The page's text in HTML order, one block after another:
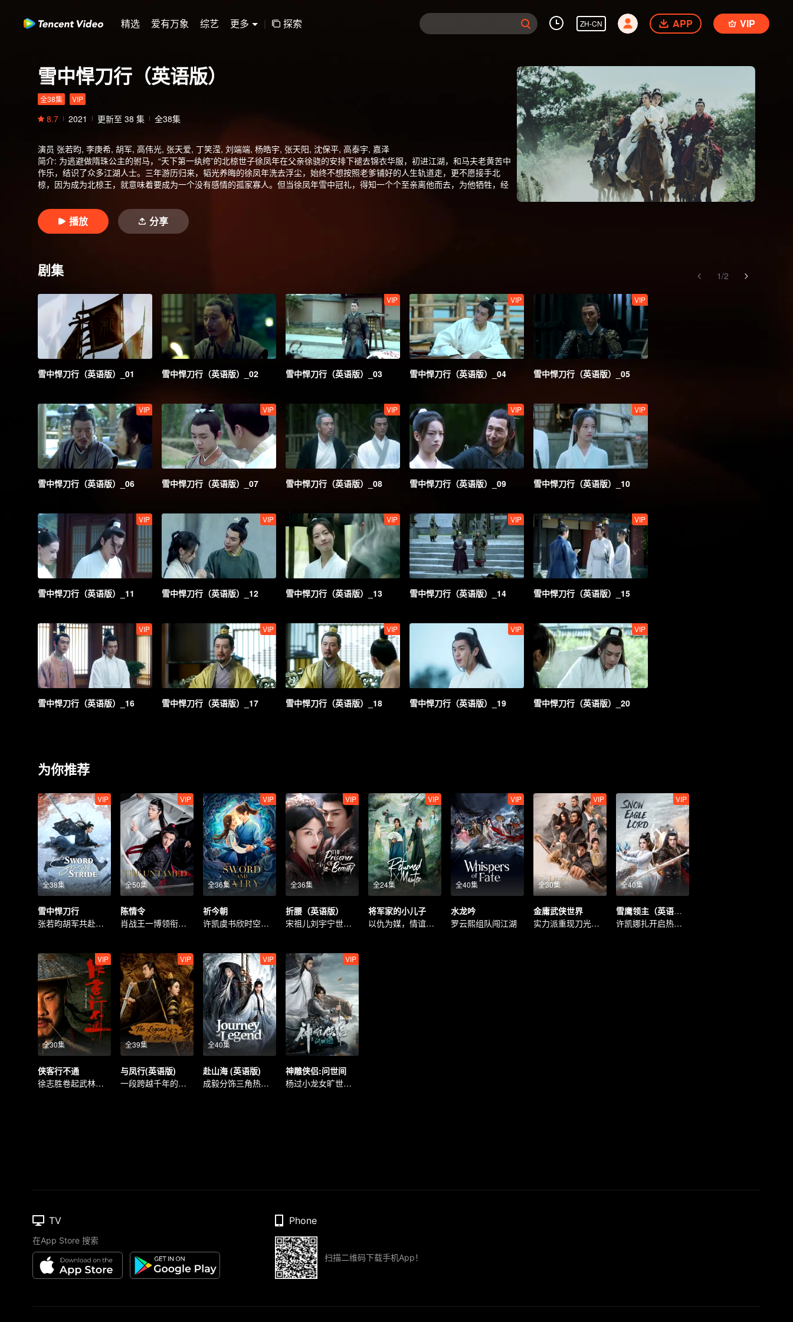
精选 爱有万象 综艺 更多 | 探索 ZH-CN APP VIP
雪中悍刀行（英语版）
全38集 VIP
8.7 2021 更新至 38 集 全38集
演员 张若昀, 李庚希, 胡军, 高伟光, 张天爱, 丁笑滢, 刘端端, 杨皓宇, 张天阳, 沈保平, 高泰宇, 嘉泽
简介: 为逃避做隋珠公主的驸马，“天下第一纨绔”的北椋世子徐凤年在父亲徐骁的安排下褪去锦衣华服，初进江湖，和马夫老黄苦中
作乐，结识了众多江湖人士。三年游历归来，韬光养晦的徐凤年洗去浮尘，始终不想按照老爹铺好的人生轨道走，更不愿接手北
椋，因为成为北椋王，就意味着要成为一个没有感情的孤家寡人。但当徐凤年雪中冠礼，得知一个个至亲离他而去，为他牺牲，经
苦练，成为武者，而后率丫鬟姜泥、剑仙李淳罡等护卫，二进江湖，用悍刀闹得武林势力鸡飞狗跳，看似按老爹的套路下棋，实则
踏雪独闯，力抗命运安排，渐渐培植了愿为自己效忠的武当、江南文坛、西楚、徽山轩辕等武林新势力，也通过种种线索发现母亲
吴素之死的真相。漫天飞雪，徐凤年一人一刀一腔仇，用自己的身躯扛起北椋战旗，最终长成为北椋王合格的接班人。
播放 分享
剧集 1/2
雪中悍刀行（英语版）_01 雪中悍刀行（英语版）_02
VIP
雪中悍刀行（英语版）_03
VIP
雪中悍刀行（英语版）_04
VIP
雪中悍刀行（英语版）_05
VIP
雪中悍刀行（英语版）_06
VIP
雪中悍刀行（英语版）_07
VIP
雪中悍刀行（英语版）_08
VIP
雪中悍刀行（英语版）_09
VIP
雪中悍刀行（英语版）_10
VIP
雪中悍刀行（英语版）_11
VIP
雪中悍刀行（英语版）_12
VIP
雪中悍刀行（英语版）_13
VIP
雪中悍刀行（英语版）_14
VIP
雪中悍刀行（英语版）_15
VIP
雪中悍刀行（英语版）_16
VIP
雪中悍刀行（英语版）_17
VIP
雪中悍刀行（英语版）_18
VIP
雪中悍刀行（英语版）_19
VIP
雪中悍刀行（英语版）_20
为你推荐
全38集
VIP
雪中悍刀行
张若昀胡军共赴江湖
全50集
VIP
陈情令
肖战王一博领衔高颜值阵容
全36集
VIP
祈今朝
许凯虞书欣时空轮回宿命虐恋
全36集
VIP
折腰（英语版）
宋祖儿刘宇宁世族情仇
全24集
VIP
将军家的小儿子
以仇为媒，情谊相绊
全40集
VIP
水龙吟
罗云熙组队闯江湖
全30集
VIP
金庸武侠世界
实力派重现刀光剑影武侠江湖
全40集
VIP
雪鹰领主（英语版）
许凯娜扎开启热血超凡世界
全30集
VIP
侠客行不通
徐志胜卷起武林爆笑风云
全39集
VIP
与凤行(英语版)
一段跨越千年的爱情故事
全40集
VIP
赴山海 (英语版)
成毅分饰三角热血攻略江湖
VIP
神雕侠侣:问世间
杨过小龙女旷世奇恋
TV
在App Store 搜索
Phone
扫描二维码下载手机App！